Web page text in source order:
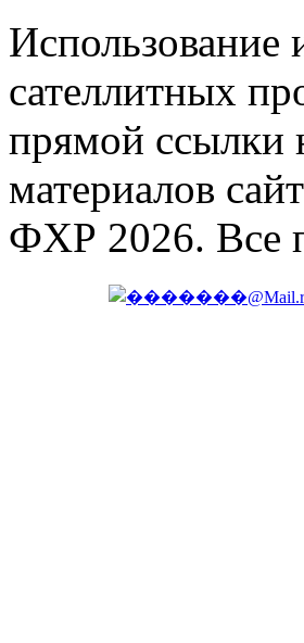
Использование
сателлитных
прямой ссылки
материалов
ФХР 2026. Все